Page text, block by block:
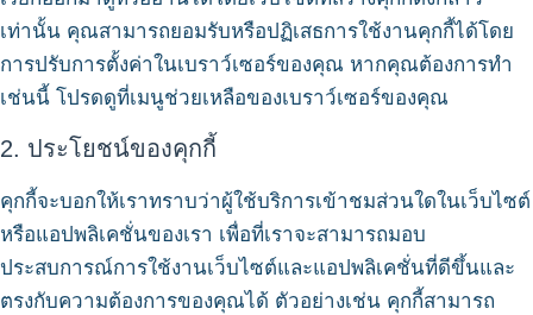
เท่านั้น คุณสามารถยอมรับหรือปฏิเสธการใช้งานคุกกี้ได้โดย
การปรับการตั้งค่าในเบราว์เซอร์ของคุณ หากคุณต้องการทำ
เช่นนี้ โปรดดูที่เมนูช่วยเหลือของเบราว์เซอร์ของคุณ
2. ประโยชน์ของคุกกี้
คุกกี้จะบอกให้เราทราบว่าผู้ใช้บริการเข้าชมส่วนใดในเว็บไซต์
หรือแอปพลิเคชั่นของเรา เพื่อที่เราจะสามารถมอบ
ประสบการณ์การใช้งานเว็บไซต์และแอปพลิเคชั่นที่ดีขึ้นและ
ตรงกับความต้องการของคุณได้ ตัวอย่างเช่น คุกกี้สามารถ